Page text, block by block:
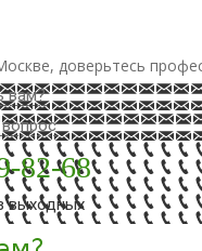
доверьтесь
вам?
82-68
выходных